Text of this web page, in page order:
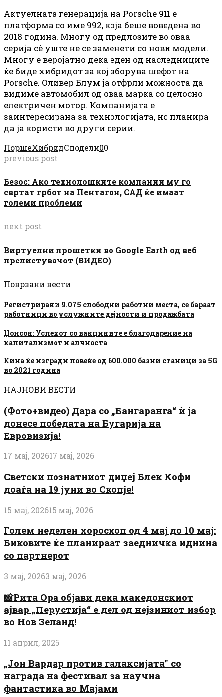
Актуелната генерација на Porsche 911 е
платформа со име 992, која беше воведена во
2018 година. Многу од предлозите во оваа
серија сè уште не се заменети со нови модели.
Многу е веројатно дека еден од наследниците
ќе биде хибридот за кој зборува шефот на
Porsche. Оливер Блум ја отфрли можноста да
видиме автомобил од оваа марка со целосно
електричен мотор. Компанијата е
заинтересирана за технологијата, но планира
да ја користи во други серии.
ПоршеХибридСподели00
previous post
Безос: Ако технолошките компании му го
свртат грбот на Пентагон, САД ќе имаат
големи проблеми
next post
Виртуелни прошетки во Google Earth од веб
прелистувачот (ВИДЕО)
Поврзани вести
Регистрирани 9.075 слободни работни места, се бараат
работници во услужните дејности и продажбата
Џонсон: Успехот со вакцините е благодарение на
капитализмот и алчноста
Кина ќе изгради повеќе од 600.000 базни станици за 5G
во 2021 година
НАЈНОВИ ВЕСТИ
(Фото+видео) Дара со „Бангаранга“ ѝ ја
донесе победата на Бугарија на
Евровизија!
17 мај, 202617 мај, 2026
Светски познатниот диџеј Блек Кофи
доаѓа на 19 јуни во Скопје!
15 мај, 202615 мај, 2026
Голем неделен хороскоп од 4 мај до 10 мај:
Биковите ќе планираат заедничка иднина
со партнерот
3 мај, 20263 мај, 2026
📸Рита Ора објави дека македонскиот
ајвар „Перустија“ е дел од нејзиниот избор
во Нов Зеланд!
11 април, 2026
„Јон Вардар против галаксијата” со
награда на фестивал за научна
фантастика во Мајами